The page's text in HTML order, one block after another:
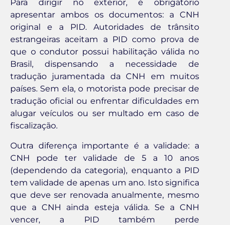
Para dirigir no exterior, é obrigatório
apresentar ambos os documentos: a CNH
original e a PID. Autoridades de trânsito
estrangeiras aceitam a PID como prova de
que o condutor possui habilitação válida no
Brasil, dispensando a necessidade de
tradução juramentada da CNH em muitos
países. Sem ela, o motorista pode precisar de
tradução oficial ou enfrentar dificuldades em
alugar veículos ou ser multado em caso de
fiscalização.
Outra diferença importante é a validade: a
CNH pode ter validade de 5 a 10 anos
(dependendo da categoria), enquanto a PID
tem validade de apenas um ano. Isto significa
que deve ser renovada anualmente, mesmo
que a CNH ainda esteja válida. Se a CNH
vencer, a PID também perde